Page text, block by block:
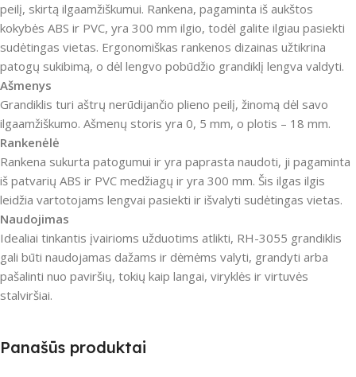
peilį, skirtą ilgaamžiškumui. Rankena, pagaminta iš aukštos
kokybės ABS ir PVC, yra 300 mm ilgio, todėl galite ilgiau pasiekti
sudėtingas vietas. Ergonomiškas rankenos dizainas užtikrina
patogų sukibimą, o dėl lengvo pobūdžio grandiklį lengva valdyti.
Ašmenys
Grandiklis turi aštrų nerūdijančio plieno peilį, žinomą dėl savo
ilgaamžiškumo. Ašmenų storis yra 0, 5 mm, o plotis – 18 mm.
Rankenėlė
Rankena sukurta patogumui ir yra paprasta naudoti, ji pagaminta
iš patvarių ABS ir PVC medžiagų ir yra 300 mm. Šis ilgas ilgis
leidžia vartotojams lengvai pasiekti ir išvalyti sudėtingas vietas.
Naudojimas
Idealiai tinkantis įvairioms užduotims atlikti, RH-3055 grandiklis
gali būti naudojamas dažams ir dėmėms valyti, grandyti arba
pašalinti nuo paviršių, tokių kaip langai, viryklės ir virtuvės
stalviršiai.
Panašūs produktai